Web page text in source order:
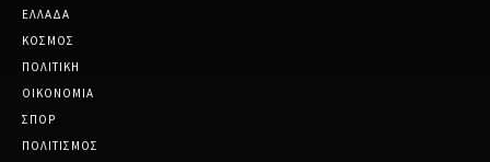
ΕΛΛΑΔΑ
ΚΟΣΜΟΣ
ΠΟΛΙΤΙΚΗ
ΟΙΚΟΝΟΜΙΑ
ΣΠΟΡ
ΠΟΛΙΤΙΣΜΟΣ